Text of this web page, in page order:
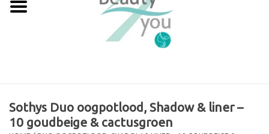
Merken
Sothys Duo oogpotlood, Shadow & liner –
10 goudbeige & cactusgroen